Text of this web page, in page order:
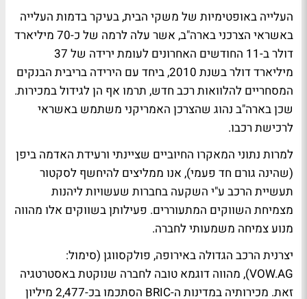
העלייה באופטימיות של משקי הבית, בעיקר בדמות העלייה
באשראי הצרכני בארה"ב, אשר עלה לרמה של כ-70 מיליארד
דולר ב-11 החודשים האחרונים לעומת ירידה של 37
מיליארד דולר בשנת 2010, ביחד עם הירידה בריבית הבנקים
המסחריים להלוואות רכב חדש, תרמו אף הן לגידול במכירות.
שכן בארה"ב נהוג שהצרכן האמריקני משתמש באשראי
לרכישת רכבו.
למרות נתוני המאקרו החיוביים שציינתי ורעידת האדמה ביפן
(שהינה גורם חד פעמי), אנו ממליצים להיחשף לסקטור
תעשיית הרכב ע"י השקעה בחברות שעשויות ליהנות
מצמיחת השווקים המתעוררים. פעילותן בשווקים אלו מהווה
מנוע צמיחה משמעותי לחברה.
יצרנית הרכב הגדולה באירופה, פולקסווגן (סימול:
VOW.AG), מהווה דוגמא טובה לחברה שנוקטת באסטרטגיה
זאת. מכירותיה במדינות ה-BRIC הסתכמו בכ-2,477 מיליון